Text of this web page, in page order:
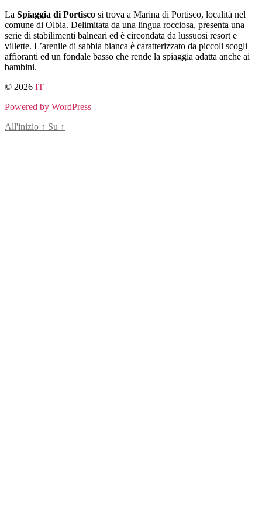
Salta
al
contenuto
La Spiaggia di Portisco si trova a Marina di Portisco, località nel
comune di Olbia. Delimitata da una lingua rocciosa, presenta una
serie di stabilimenti balneari ed è circondata da lussuosi resort e
villette. L’arenile di sabbia bianca è caratterizzato da piccoli scogli
affioranti ed un fondale basso che rende la spiaggia adatta anche ai
bambini.
© 2026 IT
Powered by WordPress
All'inizio ↑ Su ↑